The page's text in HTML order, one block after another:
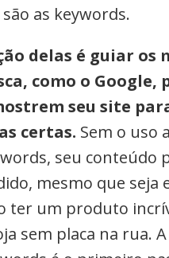
as keywords.
delas é guiar os
como o Google,
seu site
certas. Sem o uso
seu conteúdo
mesmo que seja
ter um produto
sem placa na rua.